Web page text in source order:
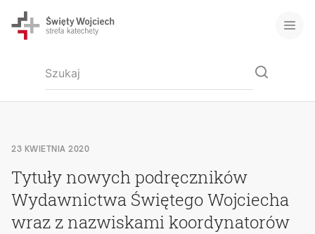
23 KWIETNIA 2020
Tytuły nowych podręczników
Wydawnictwa Świętego Wojciecha
wraz z nazwiskami koordynatorów